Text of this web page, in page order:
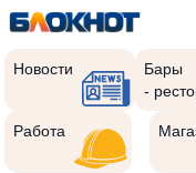
Новости
Бары
-
Работа